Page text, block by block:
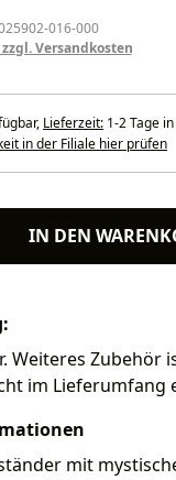
016-000
Versandkosten
Lieferzeit: 1-2 Tage
in der Filiale hier prüfen
IN DEN
Weiteres Zubehör
im Lieferumfang
mit